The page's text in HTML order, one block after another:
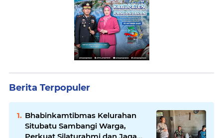
Berita Terpopuler
Bhabinkamtibmas Kelurahan
Situbatu Sambangi Warga,